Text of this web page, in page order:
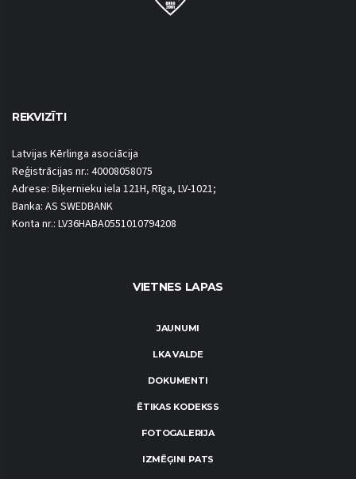
REKVIZĪTI
Latvijas Kērlinga asociācija
Reģistrācijas nr.: 40008058075
Adrese: Biķernieku iela 121H, Rīga, LV-1021;
Banka: AS SWEDBANK
Konta nr.: LV36HABA0551010794208
VIETNES LAPAS
JAUNUMI
LKA VALDE
DOKUMENTI
ĒTIKAS KODEKSS
FOTOGALERIJA
IZMĒĢINI PATS